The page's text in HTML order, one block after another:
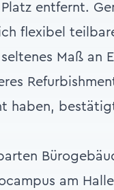
entfernt.
flexibel
Maß an
haben,
am